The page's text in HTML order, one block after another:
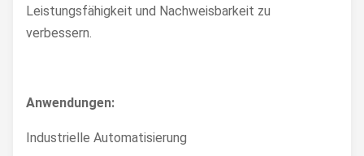
Leistungsfähigkeit und Nachweisbarkeit zu
verbessern.
Anwendungen:
Industrielle Automatisierung